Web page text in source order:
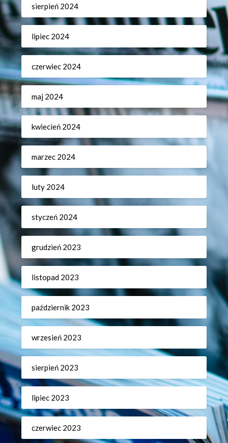
sierpień 2024
lipiec 2024
czerwiec 2024
maj 2024
kwiecień 2024
marzec 2024
luty 2024
styczeń 2024
grudzień 2023
listopad 2023
październik 2023
wrzesień 2023
sierpień 2023
lipiec 2023
czerwiec 2023